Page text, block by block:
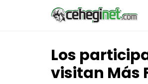
Los
visitan Más